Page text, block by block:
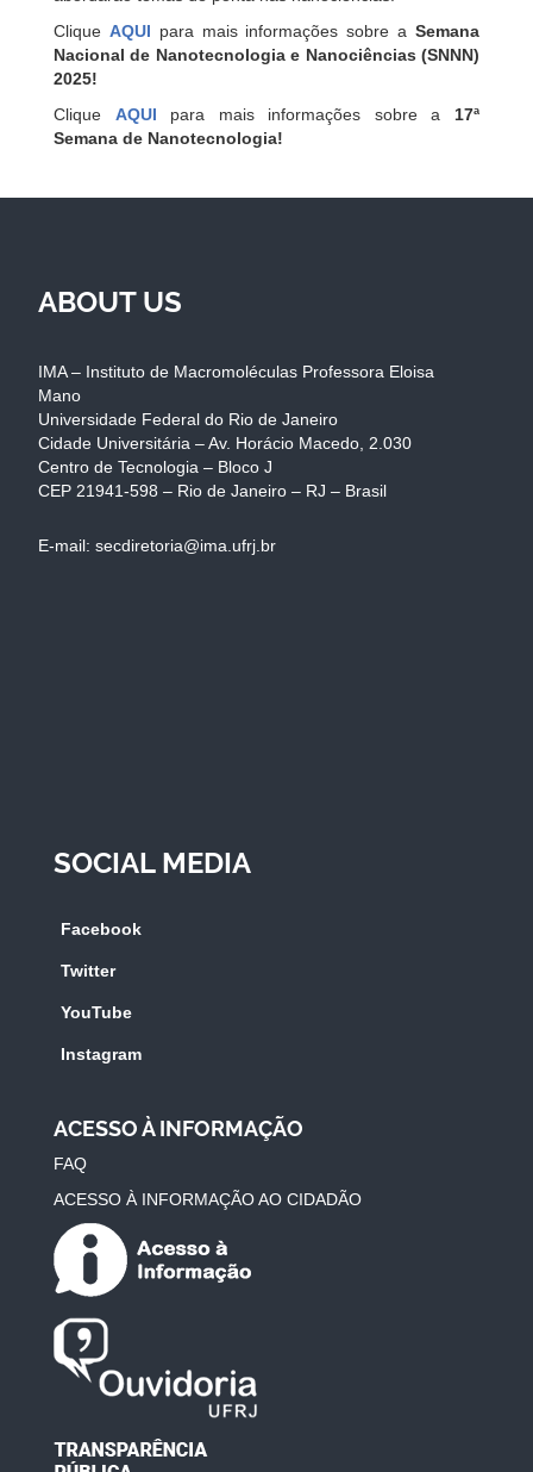
Clique AQUI para mais informações sobre aSemana
Nacional de Nanotecnologia e Nanociências (SNNN)
2025!
Clique AQUI para mais informações sobre a 17ª
Semana de Nanotecnologia!
ABOUT US
IMA – Instituto de Macromoléculas Professora Eloisa
Mano
Universidade Federal do Rio de Janeiro
Cidade Universitária – Av. Horácio Macedo, 2.030
Centro de Tecnologia – Bloco J
CEP 21941-598 – Rio de Janeiro – RJ – Brasil
E-mail: secdiretoria@ima.ufrj.br
SOCIAL MEDIA
Facebook
Twitter
YouTube
Instagram
ACESSO À INFORMAÇÃO
FAQ
ACESSO À INFORMAÇÃO AO CIDADÃO